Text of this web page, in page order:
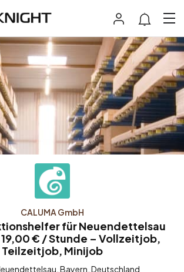
CALUMA GmbH
für Neuendettelsau
€ / Stunde – Vollzeitjob,
Teilzeitjob, Minijob
Bayern, Deutschland